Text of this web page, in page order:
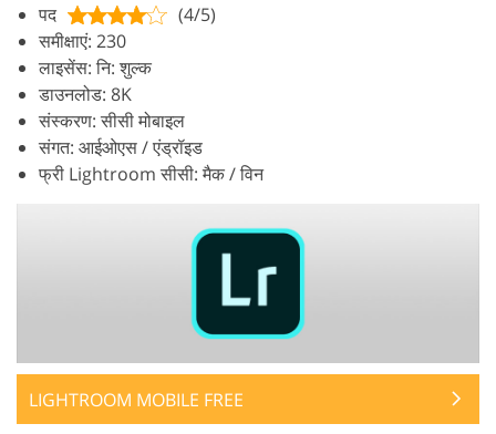
पद
(4/5)
समीक्षाएं: 230
लाइसेंस: नि: शुल्क
डाउनलोड: 8K
संस्करण: सीसी मोबाइल
संगत: आईओएस / एंड्रॉइड
फ्री Lightroom सीसी: मैक / विन
LIGHTROOM MOBILE FREE